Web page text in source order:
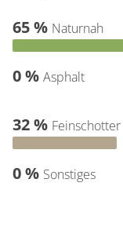
65 % Naturnah
0 % Asphalt
32 % Feinschotter
0 % Sonstiges